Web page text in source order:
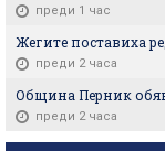
преди 1 час
Жегите поставиха
преди 2 часа
Община Перник
преди 2 часа